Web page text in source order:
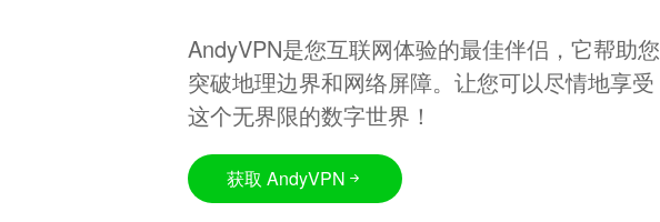
AndyVPN是您互联网体验的最佳伴侣，它帮助您
突破地理边界和网络屏障。让您可以尽情地享受
这个无界限的数字世界！
获取 AndyVPN